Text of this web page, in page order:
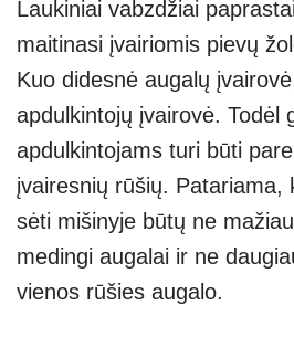
Laukiniai vabzdžiai
maitinasi įvairiomis pievų
Kuo didesnė augalų
apdulkintojų įvairovė. Todėl
apdulkintojams turi būti
įvairesnių rūšių. Patariama,
sėti mišinyje būtų ne
medingi augalai ir ne
vienos rūšies augalo.